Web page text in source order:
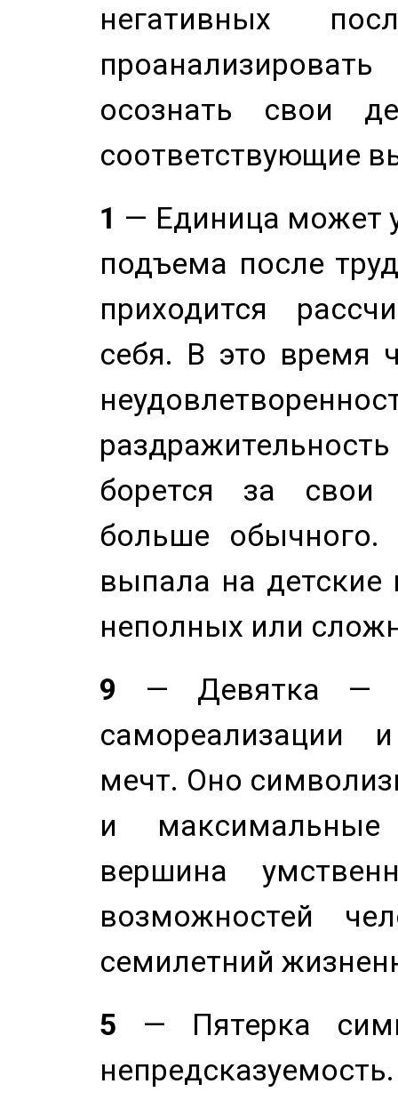
негативных
осознать свои
соответствующие
1 — Единица может
подъема после
приходится
себя. В это время
борется за свои
больше
выпала на детские
неполных или
9 — Девятка —
самореализации
мечт. Оно
и
вершина
возможностей
семилетний
5 — Пятерка